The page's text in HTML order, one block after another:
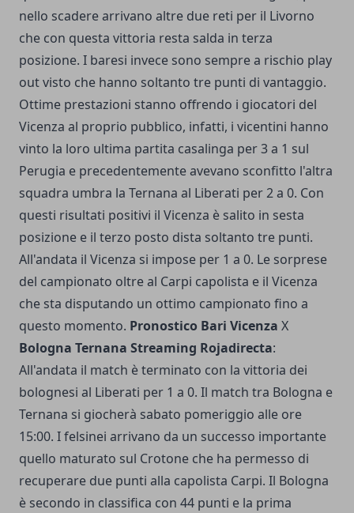
nello scadere arrivano altre due reti per il Livorno
che con questa vittoria resta salda in terza
posizione. I baresi invece sono sempre a rischio play
out visto che hanno soltanto tre punti di vantaggio.
Ottime prestazioni stanno offrendo i giocatori del
Vicenza al proprio pubblico, infatti, i vicentini hanno
vinto la loro ultima partita casalinga per 3 a 1 sul
Perugia e precedentemente avevano sconfitto l'altra
squadra umbra la Ternana al Liberati per 2 a 0. Con
questi risultati positivi il Vicenza è salito in sesta
posizione e il terzo posto dista soltanto tre punti.
All'andata il Vicenza si impose per 1 a 0. Le sorprese
del campionato oltre al Carpi capolista e il Vicenza
che sta disputando un ottimo campionato fino a
questo momento. Pronostico Bari Vicenza X
Bologna Ternana Streaming Rojadirecta:
All'andata il match è terminato con la vittoria dei
bolognesi al Liberati per 1 a 0. Il match tra Bologna e
Ternana si giocherà sabato pomeriggio alle ore
15:00. I felsinei arrivano da un successo importante
quello maturato sul Crotone che ha permesso di
recuperare due punti alla capolista Carpi. Il Bologna
è secondo in classifica con 44 punti e la prima